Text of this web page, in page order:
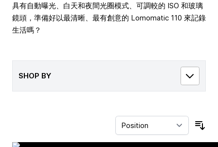
具有自動曝光、白天和夜間光圈模式、可調較的 ISO 和玻璃
鏡頭，準備好以最清晰、最有創意的 Lomomatic 110 來記錄
生活嗎？
SHOP BY